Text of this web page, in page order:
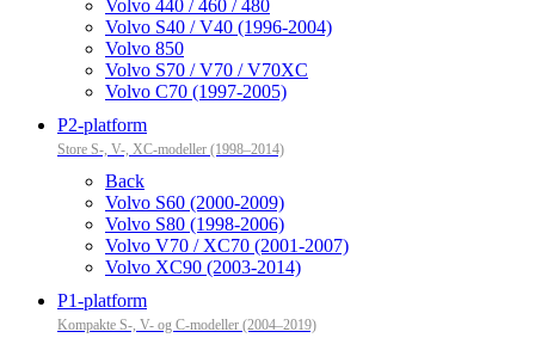
Volvo 440 / 460 / 480
Volvo S40 / V40 (1996-2004)
Volvo 850
Volvo S70 / V70 / V70XC
Volvo C70 (1997-2005)
P2-platform
Store S-, V-, XC-modeller (1998–2014)
Back
Volvo S60 (2000-2009)
Volvo S80 (1998-2006)
Volvo V70 / XC70 (2001-2007)
Volvo XC90 (2003-2014)
P1-platform
Kompakte S-, V- og C-modeller (2004–2019)